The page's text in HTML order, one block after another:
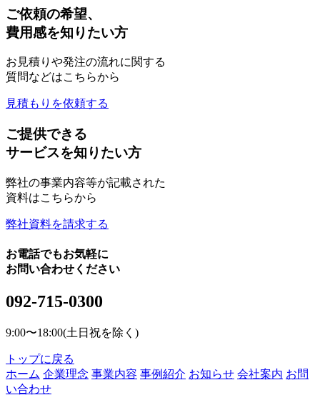
ご依頼の希望、
費用感を知りたい方
お見積りや発注の流れに関する
質問などはこちらから
見積もりを依頼する
ご提供できる
サービスを知りたい方
弊社の事業内容等が記載された
資料はこちらから
弊社資料を請求する
お電話でもお気軽に
お問い合わせください
092-715-0300
9:00〜18:00(土日祝を除く)
トップに戻る
ホーム 企業理念 事業内容 事例紹介 お知らせ 会社案内 お問
い合わせ